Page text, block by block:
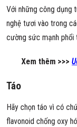
Với những công dụng
nghệ tươi vào trong
cường sức mạnh phổi
Xem thêm >>>
Táo
Hãy chọn táo vì có
flavonoid chống oxy